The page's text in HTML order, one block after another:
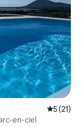
5 (21)
en-ciel